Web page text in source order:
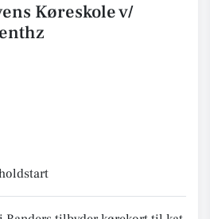
Køreskole v/